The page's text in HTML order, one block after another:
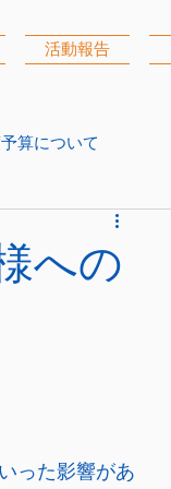
活動報告
算について
への
った影響があ